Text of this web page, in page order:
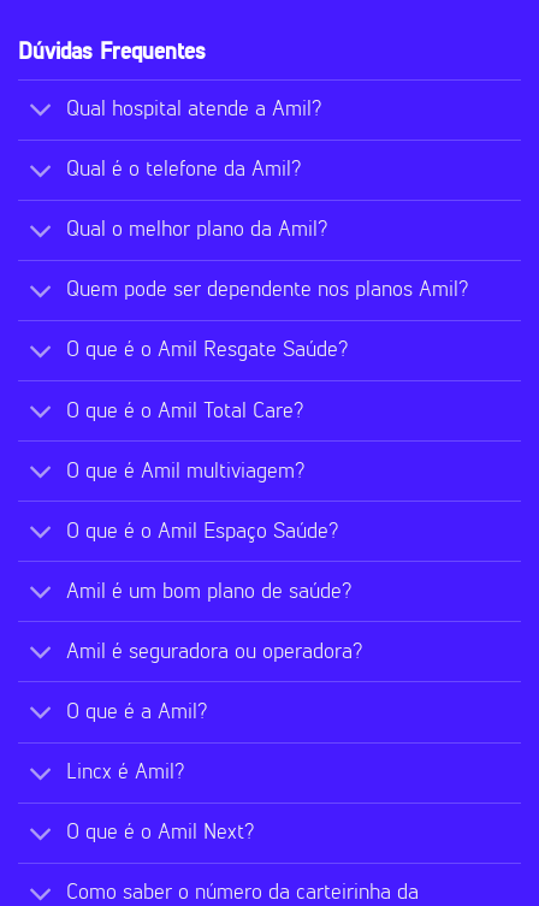
Dúvidas Frequentes
Qual hospital atende a Amil?
Qual é o telefone da Amil?
Qual o melhor plano da Amil?
Quem pode ser dependente nos planos Amil?
O que é o Amil Resgate Saúde?
O que é o Amil Total Care?
O que é Amil multiviagem?
O que é o Amil Espaço Saúde?
Amil é um bom plano de saúde?
Amil é seguradora ou operadora?
O que é a Amil?
Lincx é Amil?
O que é o Amil Next?
Como saber o número da carteirinha da